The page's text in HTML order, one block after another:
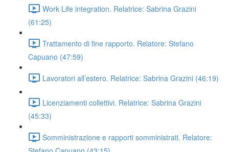
Work Life integration. Relatrice: Sabrina Grazini
(61:25)
Trattamento di fine rapporto. Relatore: Stefano
Capuano (47:59)
Lavoratori all’estero. Relatrice: Sabrina Grazini (46:19)
Licenziamenti collettivi. Relatrice: Sabrina Grazini
(45:33)
Somministrazione e rapporti somministrati. Relatore: